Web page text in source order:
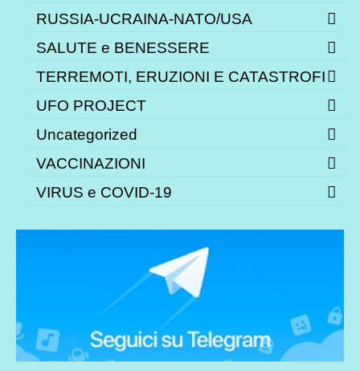
RUSSIA-UCRAINA-NATO/USA
SALUTE e BENESSERE
TERREMOTI, ERUZIONI E CATASTROFI
UFO PROJECT
Uncategorized
VACCINAZIONI
VIRUS e COVID-19